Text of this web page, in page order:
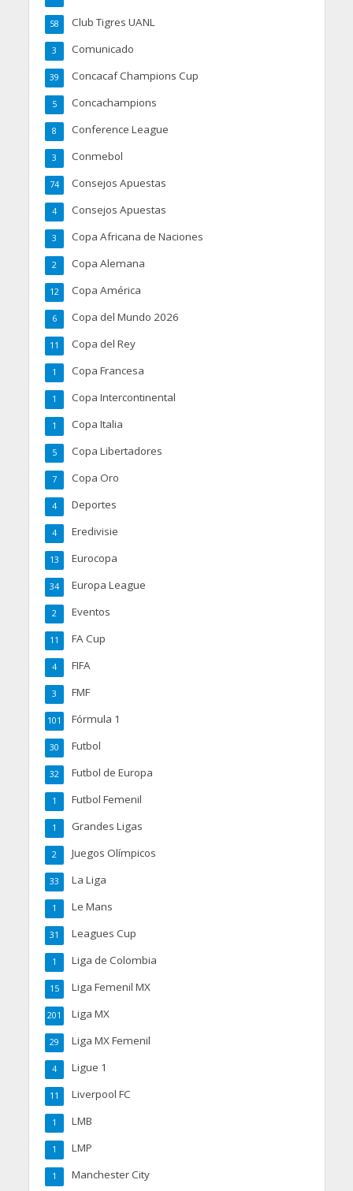
Club Tigres UANL
58
Comunicado
3
Concacaf Champions Cup
39
Concachampions
5
Conference League
8
Conmebol
3
Consejos Apuestas
74
Consejos Apuestas
4
Copa Africana de Naciones
3
Copa Alemana
2
Copa América
12
Copa del Mundo 2026
6
Copa del Rey
11
Copa Francesa
1
Copa Intercontinental
1
Copa Italia
1
Copa Libertadores
5
Copa Oro
7
Deportes
4
Eredivisie
4
Eurocopa
13
Europa League
34
Eventos
2
FA Cup
11
FIFA
4
FMF
3
Fórmula 1
101
Futbol
30
Futbol de Europa
32
Futbol Femenil
1
Grandes Ligas
1
Juegos Olímpicos
2
La Liga
33
Le Mans
1
Leagues Cup
31
Liga de Colombia
1
Liga Femenil MX
15
Liga MX
201
Liga MX Femenil
29
Ligue 1
4
Liverpool FC
11
LMB
1
LMP
1
Manchester City
1